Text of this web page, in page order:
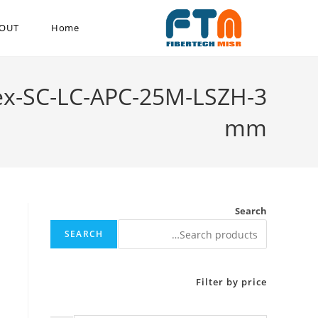
Home
LC-APC-25M-LSZH-3
mm
Search
SEARCH
Filter by price